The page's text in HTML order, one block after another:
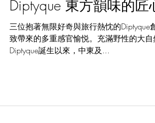
Diptyque 東方韻味的
三位抱著無限好奇與旅行熱忱的
致帶來的多重感官愉悦。充滿野性的大
Diptyque誕生以來，中東及...